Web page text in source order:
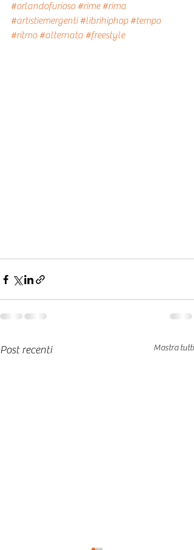
#orlandofurioso #rime #rima
#artistiemergenti #librihiphop #tempo
#ritmo #alternata #freestyle
Post recenti Mostra tutti